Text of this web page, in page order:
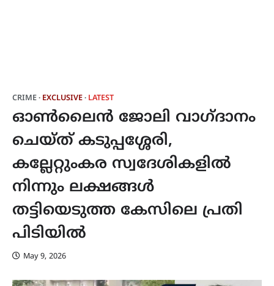
CRIME EXCLUSIVE LATEST
ഓൺലൈൻ ജോലി വാഗ്ദാനം
ചെയ്ത് കടുപ്പശ്ശേരി,
കല്ലേറ്റുംകര സ്വദേശികളിൽ
നിന്നും ലക്ഷങ്ങൾ
തട്ടിയെടുത്ത കേസിലെ പ്രതി
പിടിയിൽ
May 9, 2026